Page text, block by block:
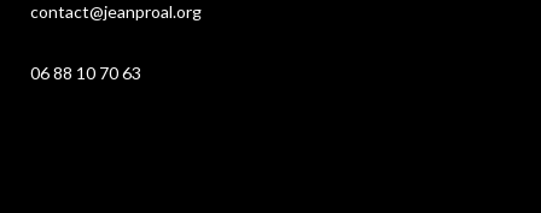
contact@jeanproal.org
06 88 10 70 63